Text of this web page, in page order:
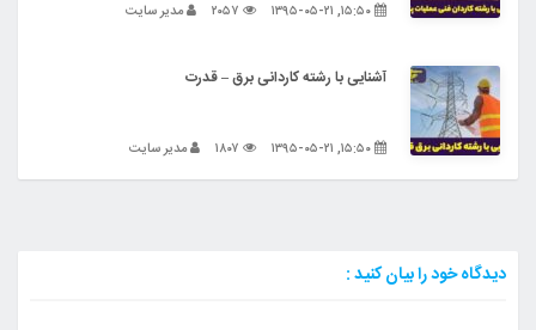
مدیر سایت
آشنایی با رشته کاردانی برق – قدرت
مدیر سایت
دیدگاه خود را بیان کنید :